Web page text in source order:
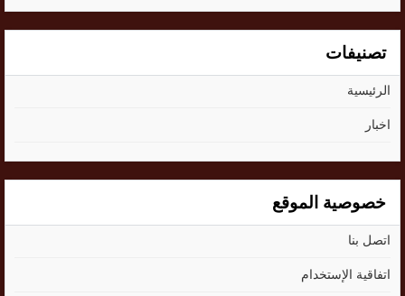
تصنيفات
الرئيسية
اخبار
خصوصية الموقع
اتصل بنا
اتفاقية الإستخدام